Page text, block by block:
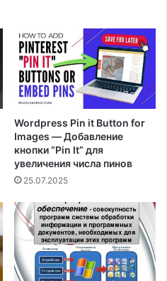
Wordpress Pin it Button for
Images — Добавление
кнопки “Pin It” для
увеличения числа пинов
25.07.2025